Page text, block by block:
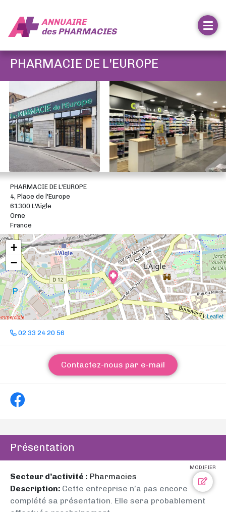
ANNUAIRE
desPHARMACIES
PHARMACIE DE L'EUROPE
PHARMACIE DE L'EUROPE
4, Place de l'Europe
61300 L'Aigle
Orne
France
+
−
Leaflet
02 33 24 20 56
Contactez-nous par e-mail
Présentation
MODIFIER
Secteur d’activité : Pharmacies
Description: Cette entreprise n’a pas encore
complété sa présentation. Elle sera probablement